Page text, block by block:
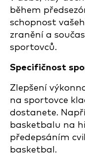
během
schopnost
zranění a
sportovců.
Specifičnost
Zlepšení
na sportovce
dostanete.
basketbalu na
předepsáním
basketbal.